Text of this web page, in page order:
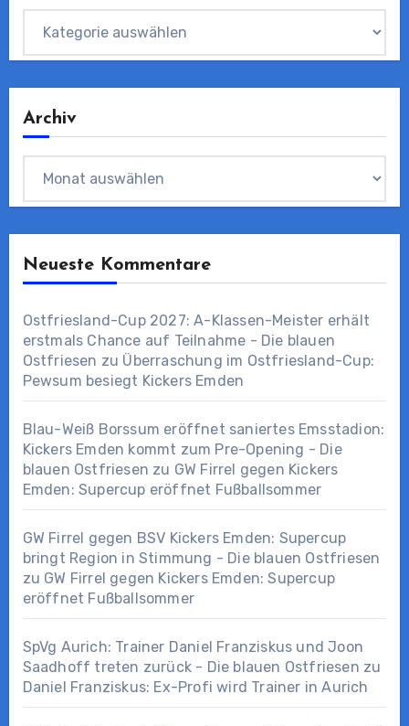
Archiv
Neueste Kommentare
Ostfriesland-Cup 2027: A-Klassen-Meister erhält
erstmals Chance auf Teilnahme - Die blauen
Ostfriesen zu Überraschung im Ostfriesland-Cup:
Pewsum besiegt Kickers Emden
Blau-Weiß Borssum eröffnet saniertes Emsstadion:
Kickers Emden kommt zum Pre-Opening - Die
blauen Ostfriesen zu GW Firrel gegen Kickers
Emden: Supercup eröffnet Fußballsommer
GW Firrel gegen BSV Kickers Emden: Supercup
bringt Region in Stimmung - Die blauen Ostfriesen
zu GW Firrel gegen Kickers Emden: Supercup
eröffnet Fußballsommer
SpVg Aurich: Trainer Daniel Franziskus und Joon
Saadhoff treten zurück - Die blauen Ostfriesen zu
Daniel Franziskus: Ex-Profi wird Trainer in Aurich